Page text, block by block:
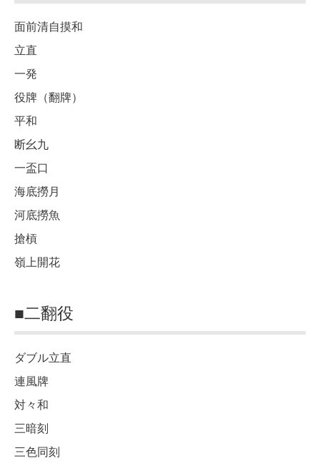
面前清自摸和
立直
一発
役牌（翻牌）
平和
断幺九
一盃口
海底撈月
河底撈魚
搶槓
嶺上開花
■二翻役
ダブル立直
連風牌
対々和
三暗刻
三色同刻